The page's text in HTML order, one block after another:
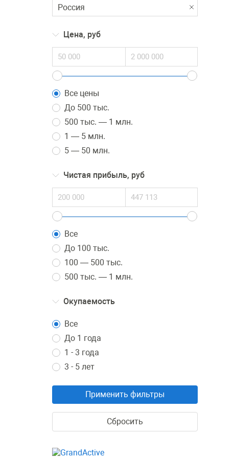
Цена, руб
Все цены
До 500 тыс.
500 тыс. — 1 млн.
1 — 5 млн.
5 — 50 млн.
Чистая прибыль, руб
Все
До 100 тыс.
100 — 500 тыс.
500 тыс. — 1 млн.
Окупаемость
Все
До 1 года
1 - 3 года
3 - 5 лет
Применить фильтры
Сбросить